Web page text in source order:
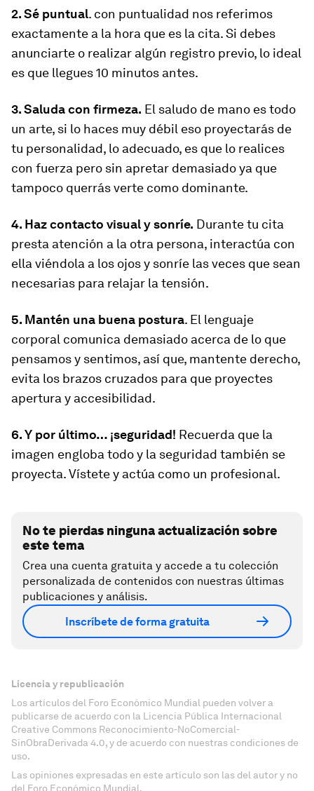
2. Sé puntual. con puntualidad nos referimos
exactamente a la hora que es la cita. Si debes
anunciarte o realizar algún registro previo, lo ideal
es que llegues 10 minutos antes.
3. Saluda con firmeza. El saludo de mano es todo
un arte, si lo haces muy débil eso proyectarás de
tu personalidad, lo adecuado, es que lo realices
con fuerza pero sin apretar demasiado ya que
tampoco querrás verte como dominante.
4. Haz contacto visual y sonríe. Durante tu cita
presta atención a la otra persona, interactúa con
ella viéndola a los ojos y sonríe las veces que sean
necesarias para relajar la tensión.
5. Mantén una buena postura. El lenguaje
corporal comunica demasiado acerca de lo que
pensamos y sentimos, así que, mantente derecho,
evita los brazos cruzados para que proyectes
apertura y accesibilidad.
6. Y por último… ¡seguridad! Recuerda que la
imagen engloba todo y la seguridad también se
proyecta. Vístete y actúa como un profesional.
No te pierdas ninguna actualización sobre
este tema
Crea una cuenta gratuita y accede a tu colección
personalizada de contenidos con nuestras últimas
publicaciones y análisis.
Inscríbete de forma gratuita
Licencia y republicación
Los artículos del Foro Económico Mundial pueden volver a
publicarse de acuerdo con la Licencia Pública Internacional
Creative Commons Reconocimiento-NoComercial-
SinObraDerivada 4.0, y de acuerdo con nuestras condiciones de
uso.
Las opiniones expresadas en este artículo son las del autor y no
del Foro Económico Mundial.